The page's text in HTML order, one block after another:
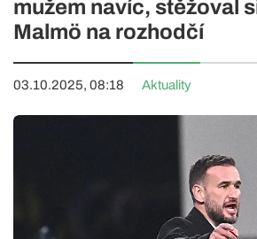
mužem navíc, stěžoval
Malmö na rozhodčí
03.10.2025, 08:18 Aktuality